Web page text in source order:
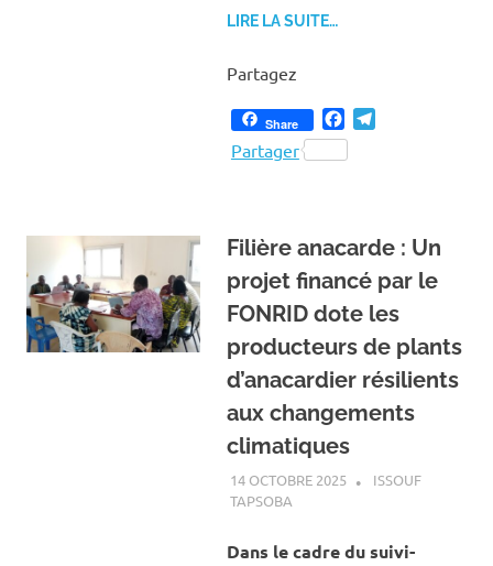
LIRE LA SUITE…
Partagez
Share Facebook
Partager
Filière anacarde : Un
projet financé par le
FONRID dote les
producteurs de plants
d’anacardier résilients
aux changements
climatiques
14 OCTOBRE 2025
ISSOUF
TAPSOBA
Dans le cadre du suivi-